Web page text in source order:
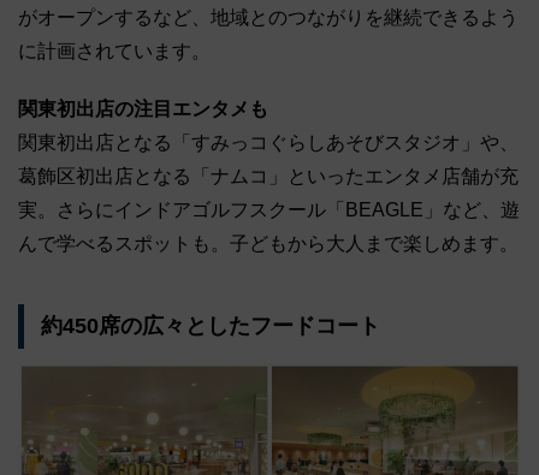
がオープンするなど、地域とのつながりを継続できるよう
に計画されています。
関東初出店の注目エンタメも
関東初出店となる「すみっコぐらしあそびスタジオ」や、
葛飾区初出店となる「ナムコ」といったエンタメ店舗が充
実。さらにインドアゴルフスクール「BEAGLE」など、遊
んで学べるスポットも。子どもから大人まで楽しめます。
約450席の広々としたフードコート